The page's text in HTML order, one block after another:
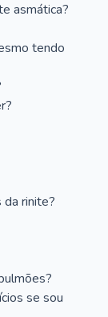
asmática?
tendo
rinite?
se sou